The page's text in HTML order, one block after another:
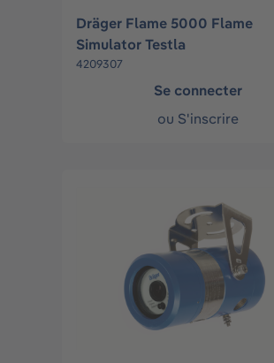
Dräger Flame 5000 Flame
Simulator Testla
4209307
Se connecter
ou S'inscrire